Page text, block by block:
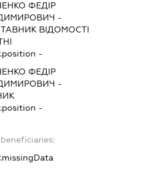
ФЕДІР
-
ВІДОМОСТІ
-
ФЕДІР
-
-